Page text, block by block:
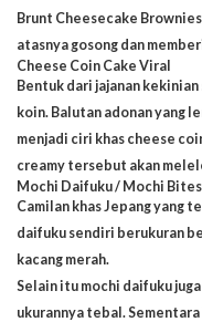
Brunt Cheesecake
atasnya gosong dan
Cheese Coin Cake Viral
Bentuk dari jajanan
koin. Balutan adonan yang
menjadi ciri khas cheese
creamy tersebut akan
Mochi Daifuku / Mochi Bites
Camilan khas Jepang yang
daifuku sendiri berukuran
kacang merah.
Selain itu mochi daifuku
ukurannya tebal.